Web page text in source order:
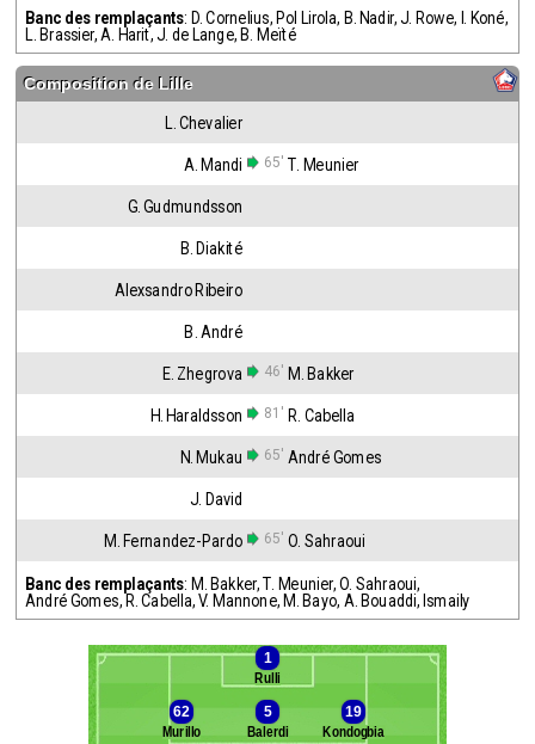
Banc des remplaçants: D. Cornelius, Pol Lirola, B. Nadir,J. Rowe, I. Koné,
L. Brassier, A. Harit,J. de Lange, B. Meïté
Composition de Lille
L. Chevalier
A. Mandi 65' T. Meunier
G. Gudmundsson
B. Diakité
Alexsandro Ribeiro
B. André
E. Zhegrova 46' M. Bakker
H. Haraldsson 81' R. Cabella
N. Mukau 65' André Gomes
J. David
M. Fernandez-Pardo 65' O. Sahraoui
Banc des remplaçants: M. Bakker,T. Meunier,O. Sahraoui,
André Gomes, R. Cabella,V. Mannone, M. Bayo, A. Bouaddi, Ismaily